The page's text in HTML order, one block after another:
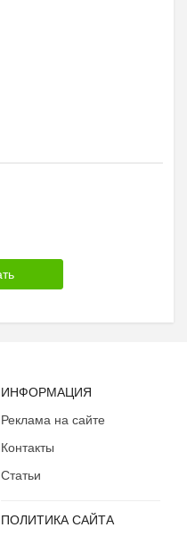
ИНФОРМАЦИЯ
Реклама на сайте
Контакты
Статьи
ПОЛИТИКА САЙТА